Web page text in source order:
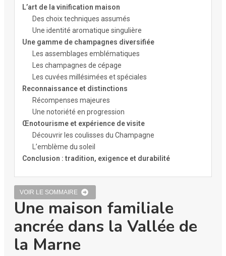
L’art de la vinification maison
Des choix techniques assumés
Une identité aromatique singulière
Une gamme de champagnes diversifiée
Les assemblages emblématiques
Les champagnes de cépage
Les cuvées millésimées et spéciales
Reconnaissance et distinctions
Récompenses majeures
Une notoriété en progression
Œnotourisme et expérience de visite
Découvrir les coulisses du Champagne
L’emblème du soleil
Conclusion : tradition, exigence et durabilité
VOIR LE SOMMAIRE
Une maison familiale
ancrée dans la Vallée de
la Marne